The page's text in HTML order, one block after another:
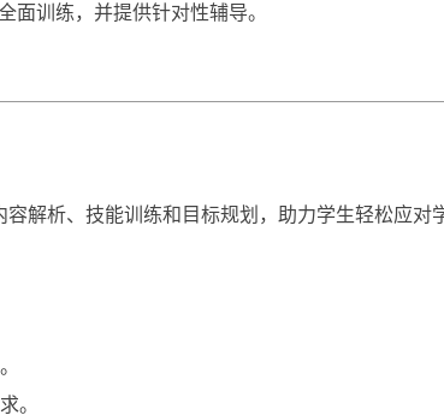
面训练，并提供针对性辅导。
容解析、技能训练和目标规划，助力学生轻松应对
。